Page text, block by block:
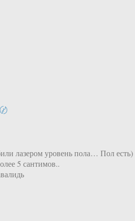
лазером уровень пола… Пол есть)
5 сантимов..